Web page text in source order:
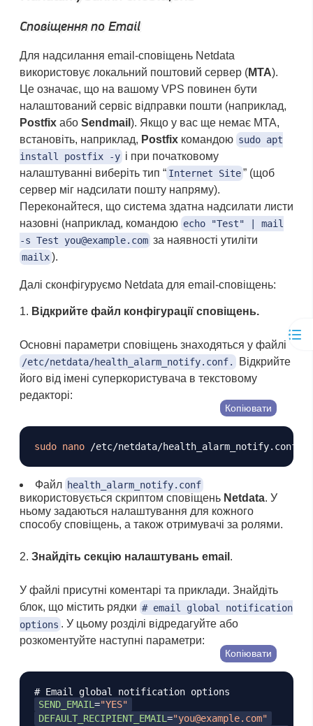
Сповіщення по Email
Для надсилання email-сповіщень Netdata
використовує локальний поштовий сервер (MTA).
Це означає, що на вашому VPS повинен бути
налаштований сервіс відправки пошти (наприклад,
Postfix або Sendmail ). Якщо у вас ще немає MTA,
встановіть, наприклад, Postfix командою sudo apt
install postfix -y і при початковому
налаштуванні виберіть тип “ Internet Site ” (щоб
сервер міг надсилати пошту напряму).
Переконайтеся, що система здатна надсилати листи
назовні (наприклад, командою echo "Test" | mail
-s Test you@example.com за наявності утиліти
mailx ).
Далі сконфігуруємо Netdata для email-сповіщень:
Відкрийте файл конфігурації сповіщень.
Основні параметри сповіщень знаходяться у файлі
/etc/netdata/health_alarm_notify.conf.
Відкрийте
його від імені суперкористувача в текстовому
редакторі:
sudo nano
Копіювати
Файл health_alarm_notify.conf
використовується скриптом сповіщень Netdata. У
ньому задаються налаштування для кожного
способу сповіщень, а також отримувачі за ролями.
Знайдіть секцію налаштувань email .
У файлі присутні коментарі та приклади. Знайдіть
блок, що містить рядки # email global notification
options . У цьому розділі відредагуйте або
розкоментуйте наступні параметри:
# Email global notification options
SEND_EMAIL="YES"
DEFAULT_RECIPIENT_EMAIL="you@example.com"
Копіювати